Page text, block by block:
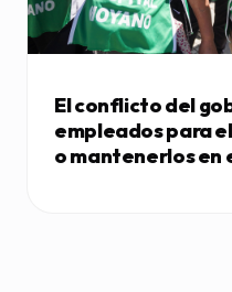
El conflicto del
empleados para
o mantenerlos en